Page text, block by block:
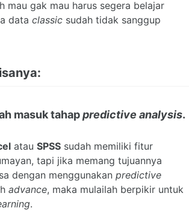
mau gak mau harus segera belajar
data classic sudah tidak sanggup
masuk tahappredictive analysis.
atau SPSS sudah memiliki fitur
tapi jika memang tujuannya
dengan menggunakan predictive
advance, maka mulailah berpikir untuk
.